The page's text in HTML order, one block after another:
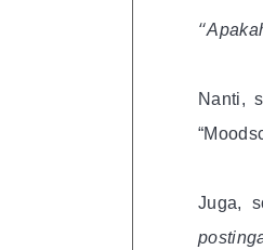
“
Nanti,
Juga,